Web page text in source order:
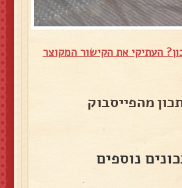
העתיקי את הקישור המקוצר
מהפייסבוק
נוספים